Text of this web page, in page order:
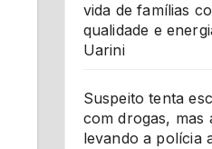
vida de famílias
qualidade e
Uarini
Suspeito tenta
com drogas, mas
levando a polícia